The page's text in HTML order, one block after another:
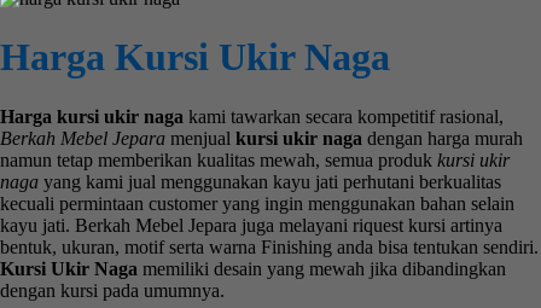
Harga Kursi Ukir Naga
Harga kursi ukir naga kami tawarkan secara kompetitif rasional,
Berkah Mebel Jepara menjual kursi ukir naga dengan harga murah
namun tetap memberikan kualitas mewah, semua produk kursi ukir
naga yang kami jual menggunakan kayu jati perhutani berkualitas
kecuali permintaan customer yang ingin menggunakan bahan selain
kayu jati. Berkah Mebel Jepara juga melayani riquest kursi artinya
bentuk, ukuran, motif serta warna Finishing anda bisa tentukan sendiri.
Kursi Ukir Naga memiliki desain yang mewah jika dibandingkan
dengan kursi pada umumnya.